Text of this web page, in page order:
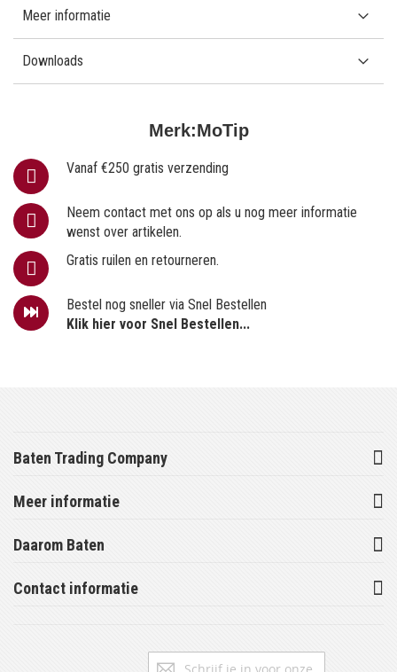
Merk:MoTip
Vanaf €250 gratis verzending
Neem contact met ons op als u nog meer informatie
wenst over artikelen.
Gratis ruilen en retourneren.
Bestel nog sneller via Snel Bestellen
Klik hier voor Snel Bestellen...
Meer informatie
Downloads
Baten Trading Company
Meer informatie
Daarom Baten
Contact informatie
Abonneer